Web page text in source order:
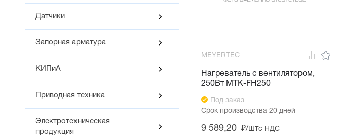
Датчики
Запорная арматура
КИПиА
Приводная техника
Электротехническая
продукция
MEYERTEC
Нагреватель с вентилятором,
250Вт МТК-FH250
Под заказ
Срок производства 20 дней
9 589,20 ₽/штс НДС